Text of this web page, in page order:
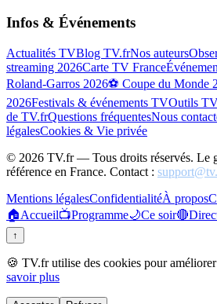
Infos & Événements
Actualités TVBlog TV.frNos auteurs
streaming 2026Carte TV France
Roland-Garros 2026⚽ Coupe du Monde
2026Festivals & événements TVOutils
de TV.frQuestions fréquentesNous
légalesCookies & Vie privée
© 2026 TV.fr — Tous droits réservés. Le
référence en France. Contact :
Mentions légalesConfidentialitéÀ propos
🏠Accueil📺Programme🌙Ce soir🔴
↑
🍪 TV.fr utilise des cookies pour
savoir plus